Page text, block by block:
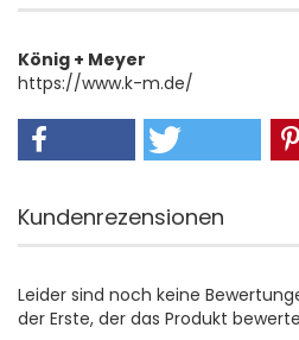
König + Meyer
https://www.k-m.de/
Kundenrezensionen
Leider sind noch keine
der Erste, der das Produkt